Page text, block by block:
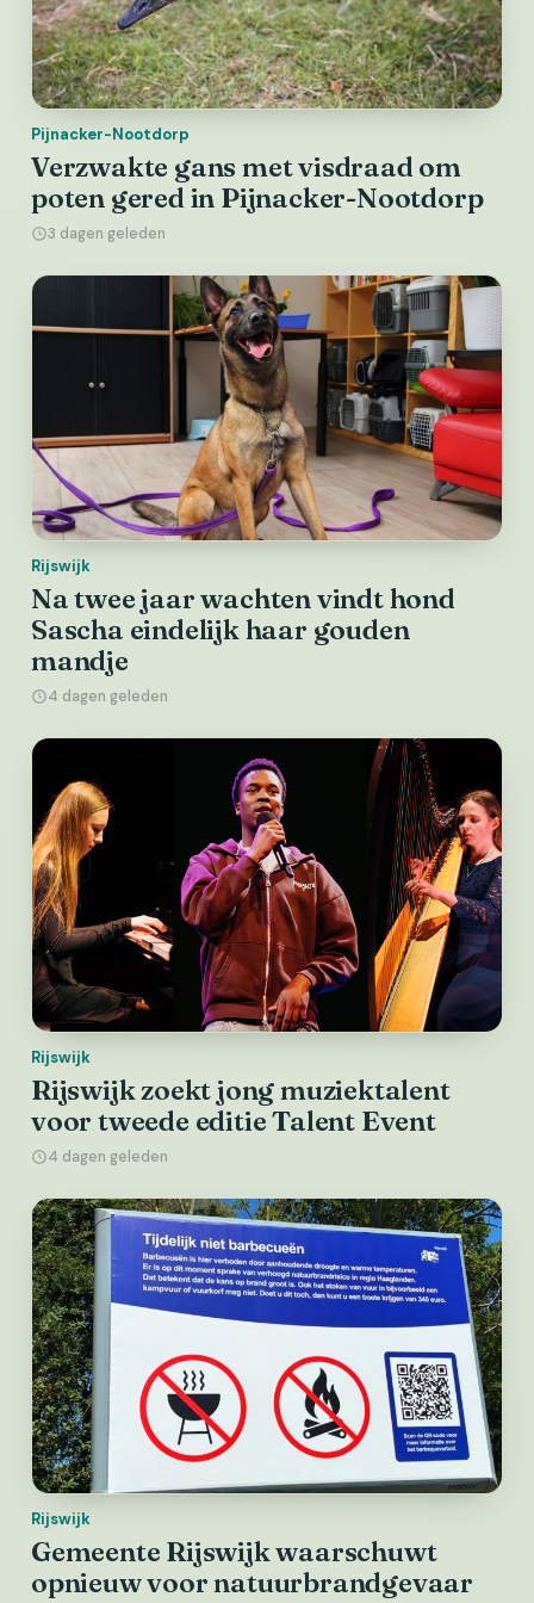
Pijnacker-Nootdorp
Verzwakte gans met visdraad om
poten gered in Pijnacker-Nootdorp
3 dagen geleden
Rijswijk
Na twee jaar wachten vindt hond
Sascha eindelijk haar gouden
mandje
4 dagen geleden
Rijswijk
Rijswijk zoekt jong muziektalent
voor tweede editie Talent Event
4 dagen geleden
Rijswijk
Gemeente Rijswijk waarschuwt
opnieuw voor natuurbrandgevaar